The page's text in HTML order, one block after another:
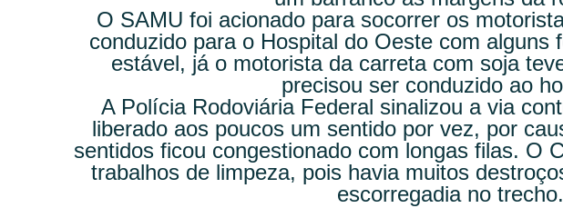
O SAMU foi acionado para socorrer os
conduzido para o Hospital do Oeste com alguns
estável, já o motorista da carreta com soja
precisou ser conduzido ao
A Polícia Rodoviária Federal sinalizou a via
liberado aos poucos um sentido por vez, por
sentidos ficou congestionado com longas filas. O
trabalhos de limpeza, pois havia muitos
escorregadia no trecho.